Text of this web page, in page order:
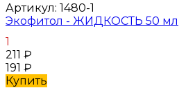
Артикул: 1480-1
Экофитол - ЖИДКОСТЬ 50 мл
1
211 ₽
191 ₽
Купить